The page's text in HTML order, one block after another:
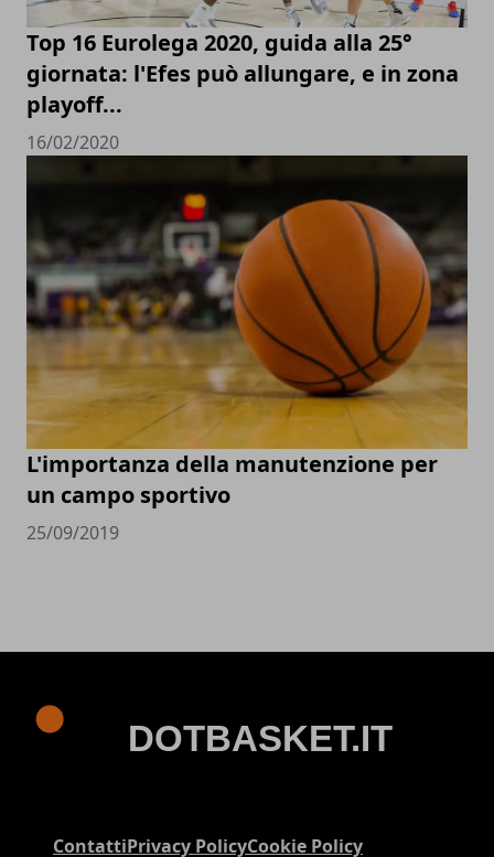
Top 16 Eurolega 2020, guida alla 25°
giornata: l'Efes può allungare, e in zona
playoff...
16/02/2020
L'importanza della manutenzione per
un campo sportivo
25/09/2019
ContattiPrivacy PolicyCookie Policy